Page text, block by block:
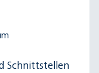
Schnittstellen